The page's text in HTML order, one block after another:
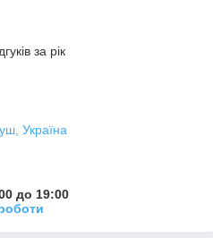
за рік
Україна
до 19:00